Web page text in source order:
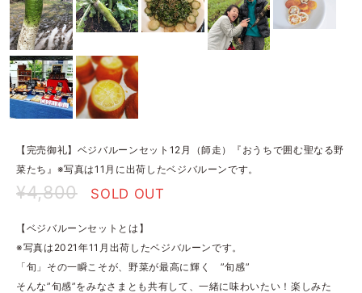
【完売御礼】ベジバルーンセット12月（師走）『おうちで囲む聖なる野
菜たち』※写真は11月に出荷したベジバルーンです。
¥4,800 SOLD OUT
【ベジバルーンセットとは】
※写真は2021年11月出荷したベジバルーンです。
「旬」その一瞬こそが、野菜が最高に輝く ”旬感”
そんな”旬感”をみなさまとも共有して、一緒に味わいたい！楽しみた